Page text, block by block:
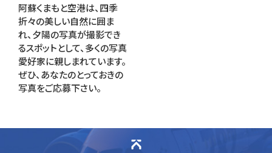
阿蘇くまもと空港は、四季
折々の美しい自然に囲ま
れ、夕陽の写真が撮影でき
るスポットとして、多くの写真
愛好家に親しまれています。
ぜひ、あなたのとっておきの
写真をご応募下さい。